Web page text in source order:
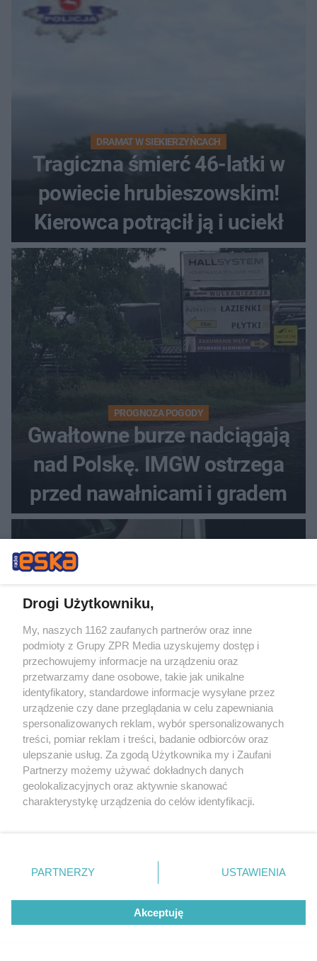
DRAMAT W SIEKIERZYŃCACH
Tragiczna śmierć 46-latki w
powiecie hrubieszowskim!
Kierowca potrącił ją i uciekł
PROGNOZA POGODY
Gwałtowne burze nadciągają
nad Polskę. IMGW ostrzega
przed nawałnicami i gradem
DRAMAT W KRAKOWIE
Mężczyzna wypadł z balkonu.
Wcześniej z tego samego bloku
spadła wersalka z pościelą
Mężczyzna, który napadł na
Ukraińców w Krakowie, jest już w
Drogi Użytkowniku,
My, naszych 1162 zaufanych partnerów oraz inne
podmioty z Grupy ZPR Media uzyskujemy dostęp i
przechowujemy informacje na urządzeniu oraz
przetwarzamy dane osobowe, takie jak unikalne
identyfikatory, standardowe informacje wysyłane przez
urządzenie czy dane przeglądania w celu zapewniania
spersonalizowanych reklam, wybór spersonalizowanych
treści, pomiar reklam i treści, badanie odbiorców oraz
ulepszanie usług. Za zgodą Użytkownika my i Zaufani
Partnerzy możemy używać dokładnych danych
geolokalizacyjnych oraz aktywnie skanować
charakterystykę urządzenia do celów identyfikacji.
zmienić/wycofać klikając przycisk ustawień prywatności
znajdujący się w lewym dolnym rogu strony
rodzaje przetwarzania danych nie wymagają zgody
użytkownika, ale masz prawo sprzeciwić się takiemu
przetwarzaniu. Preferencje będą miały zastosowanie tylko
PARTNERZY USTAWIENIA
Akceptuję